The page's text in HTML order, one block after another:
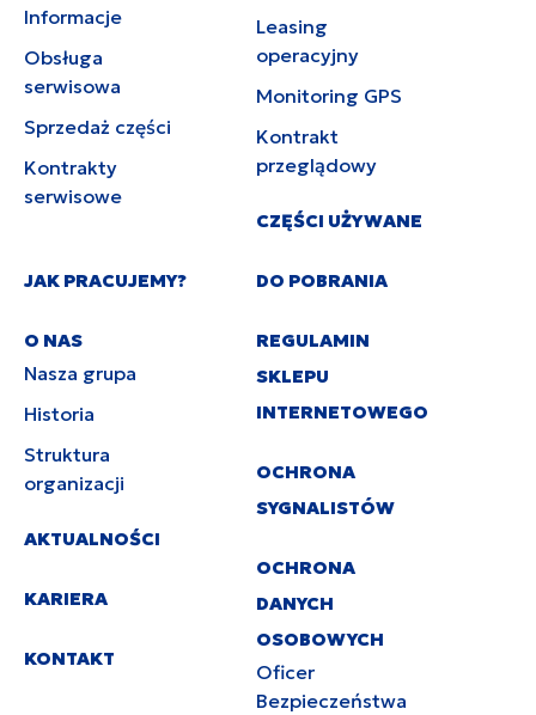
Informacje
Obsługa
serwisowa
Sprzedaż części
Kontrakty
serwisowe
Leasing
operacyjny
Monitoring GPS
Kontrakt
przeglądowy
CZĘŚCI UŻYWANE
JAK PRACUJEMY?
O NAS
Nasza grupa
Historia
Struktura
organizacji
AKTUALNOŚCI
KARIERA
KONTAKT
DO POBRANIA
REGULAMIN
SKLEPU
INTERNETOWEGO
OCHRONA
SYGNALISTÓW
OCHRONA
DANYCH
OSOBOWYCH
Oficer
Bezpieczeństwa